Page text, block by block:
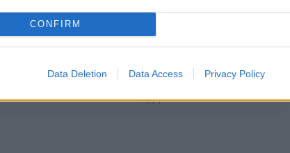
CONFIRM
Data Deletion Data Access Privacy Policy
Δημόσια Διαβούλευση της
Σύμβασης Χρήσης Δικτύου
της εταιρείας HENGAS Α.Ε.
16 Σεπτεμβρίου 2024